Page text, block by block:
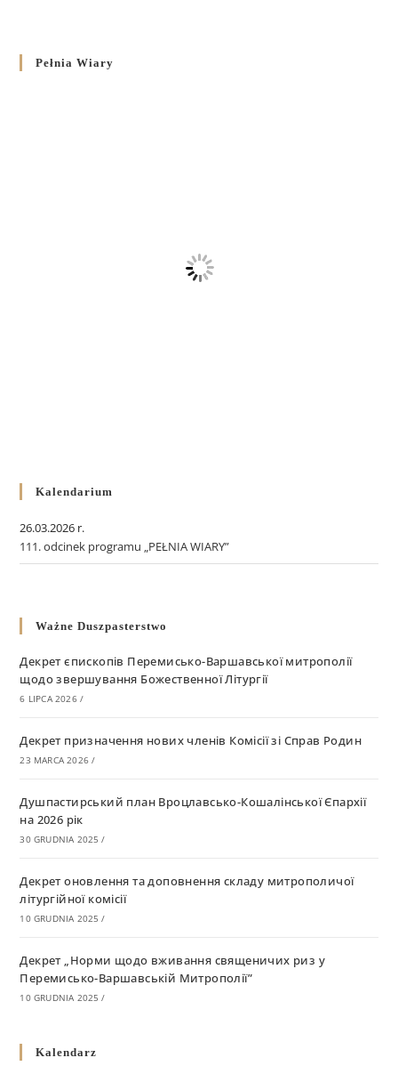
Pełnia Wiary
Kalendarium
26.03.2026 r.
111. odcinek programu „PEŁNIA WIARY”
Ważne Duszpasterstwo
Декрет єпископів Перемисько-Варшавської митрополії
щодо звершування Божественної Літургії
6 LIPCA 2026 /
Декрет призначення нових членів Комісії зі Справ Родин
23 MARCA 2026 /
Душпастирський план Вроцлавсько-Кошалінської Єпархії
на 2026 рік
30 GRUDNIA 2025 /
Декрет оновлення та доповнення складу митрополичої
літургійної комісії
10 GRUDNIA 2025 /
Декрет „Норми щодо вживання священичих риз у
Перемисько-Варшавській Митрополії”
10 GRUDNIA 2025 /
григоріанським календарем
Kalendarz